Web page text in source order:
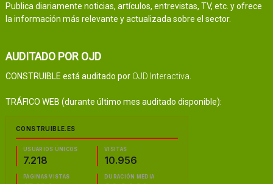
Publica diariamente noticias, artículos, entrevistas, TV, etc. y ofrece
la información más relevante y actualizada sobre el sector.
AUDITADO POR OJD
CONSTRUIBLE está auditado por OJD Interactiva
TRÁFICO WEB (durante último mes auditado disponible):